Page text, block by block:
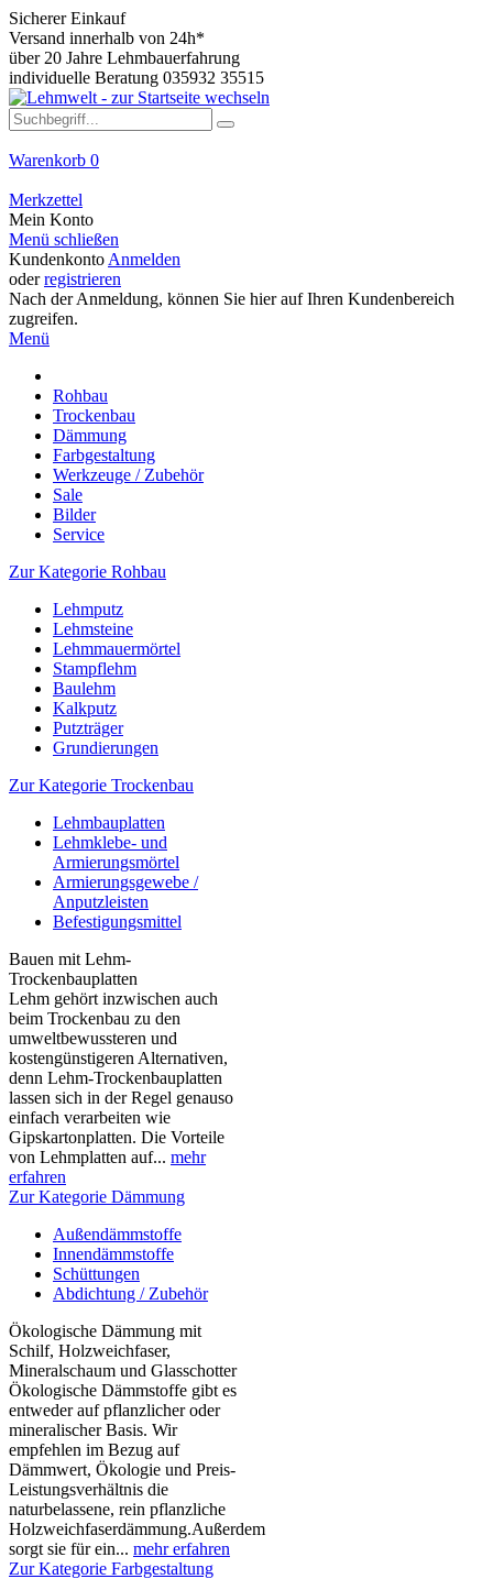
Sicherer Einkauf
Versand innerhalb von 24h*
über 20 Jahre Lehmbauerfahrung
individuelle Beratung 035932 35515
Warenkorb 0
Merkzettel
Mein Konto
Menü schließen
Kundenkonto Anmelden
oderregistrieren
Nach der Anmeldung, können Sie hier auf Ihren Kundenbereich
zugreifen.
Menü
Rohbau
Trockenbau
Dämmung
Farbgestaltung
Werkzeuge / Zubehör
Sale
Bilder
Service
Zur Kategorie Rohbau
Lehmputz
Lehmsteine
Lehmmauermörtel
Stampflehm
Baulehm
Kalkputz
Putzträger
Grundierungen
Zur Kategorie Trockenbau
Lehmbauplatten
Lehmklebe- und
Armierungsmörtel
Armierungsgewebe /
Anputzleisten
Befestigungsmittel
Bauen mit Lehm-
Trockenbauplatten
Lehm gehört inzwischen auch
beim Trockenbau zu den
umweltbewussteren und
kostengünstigeren Alternativen,
denn Lehm-Trockenbauplatten
lassen sich in der Regel genauso
einfach verarbeiten wie
Gipskartonplatten. Die Vorteile
von Lehmplatten auf... mehr
erfahren
Zur Kategorie Dämmung
Außendämmstoffe
Innendämmstoffe
Schüttungen
Abdichtung / Zubehör
Ökologische Dämmung mit
Schilf, Holzweichfaser,
Mineralschaum und Glasschotter
Ökologische Dämmstoffe gibt es
entweder auf pflanzlicher oder
mineralischer Basis. Wir
empfehlen im Bezug auf
Dämmwert, Ökologie und Preis-
Leistungsverhältnis die
naturbelassene, rein pflanzliche
Holzweichfaserdämmung.Außerdem
sorgt sie für ein... mehr erfahren
Zur Kategorie Farbgestaltung